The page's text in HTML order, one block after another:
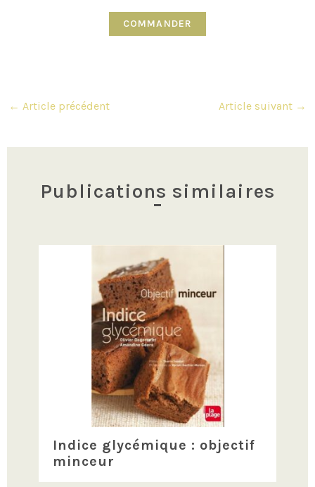
COMMANDER
Navigation
articles
← Article précédent Article suivant →
Publications similaires
Indice glycémique : objectif
minceur